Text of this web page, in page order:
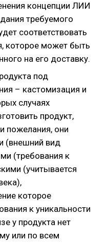
концепции ЛИИ
требуемого
соответствовать
которое может быть
на его доставку.
под
– кастомизация и
случаях
продукт,
пожелания, они
(внешний вид
(требования к
(учитывается
которое
к уникальности
у продукта нет
или по всем